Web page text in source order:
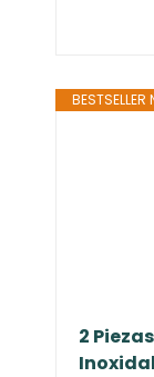
BESTSELLER
2